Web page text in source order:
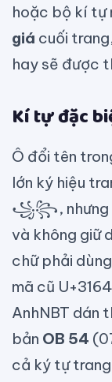
hoặc bộ kí tự
giá cuối
hay sẽ được
Kí tự đặc
Ô đổi tên
lớn ký hiệu
꧁꧂, nhưng
và không giữ
chữ phải
mã cũ
AnhNBT dán
bản OB 54
cả ký tự